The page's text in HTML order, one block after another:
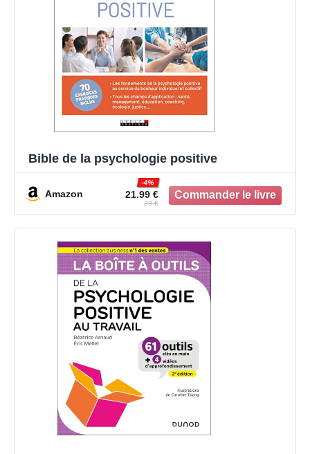
Bible de la psychologie positive
Amazon 21.99 €
-4%
23 €